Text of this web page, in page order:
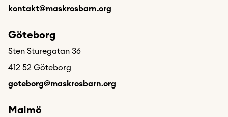
kontakt@maskrosbarn.org
Göteborg
Sten Sturegatan 36
412 52 Göteborg
goteborg@maskrosbarn.org
Malmö